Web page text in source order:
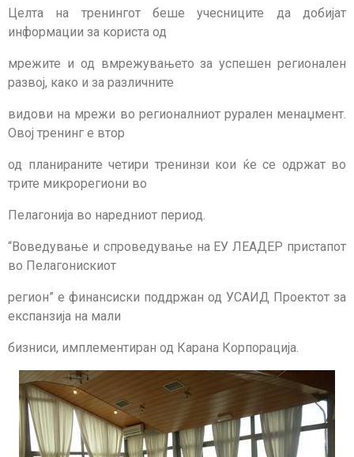
Целта на тренингот беше учесниците да добијат
информации за користа од
мрежите и од вмрежувањето за успешен регионален
развој, како и за различните
видови на мрежи во регионалниот рурален менаџмент.
Овој тренинг е втор
од планираните четири тренинзи кои ќе се одржат во
трите микрорегиони во
Пелагонија во наредниот период.
“Воведување и спроведување на ЕУ ЛЕАДЕР пристапот
во Пелагонискиот
регион” е финансиски поддржан од УСАИД Проектот за
експанзија на мали
бизниси, имплементиран од Карана Корпорација.